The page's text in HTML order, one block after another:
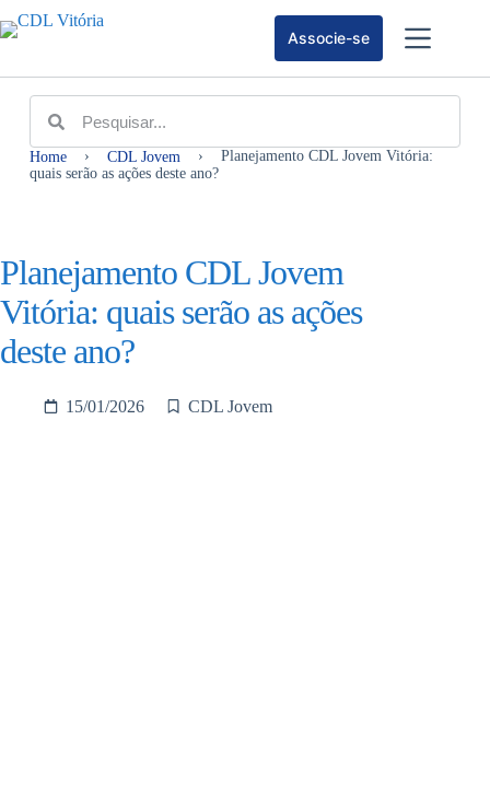
Associe-se
Home › CDL Jovem ›
Planejamento CDL Jovem Vitória:
quais serão as ações deste ano?
Planejamento CDL Jovem
Vitória: quais serão as ações
deste ano?
15/01/2026 CDL Jovem